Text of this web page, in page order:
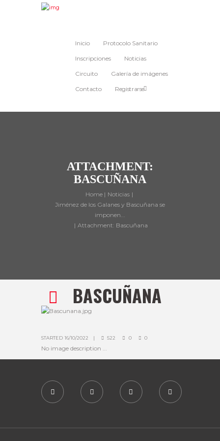
Inicio Protocolo Sanitario
Inscripciones Noticias
Circuito Galería de imágenes
Contacto Registrarse
ATTACHMENT:
BASCUÑANA
Home
Noticias
Jiménez de los Galanes y Bascuñana se
imponen...
Attachment: Bascuñana
BASCUÑANA
STARTED 16/10/2022 522 0 0
No image description ...